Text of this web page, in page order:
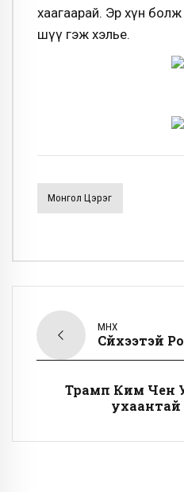
хаагаарай. Эр хүн
шүү гэж хэлье.
Монгол Цэрэг
ӨМНӨХ
Сүйхээтэй
Трамп Ким Чен
ухаантай